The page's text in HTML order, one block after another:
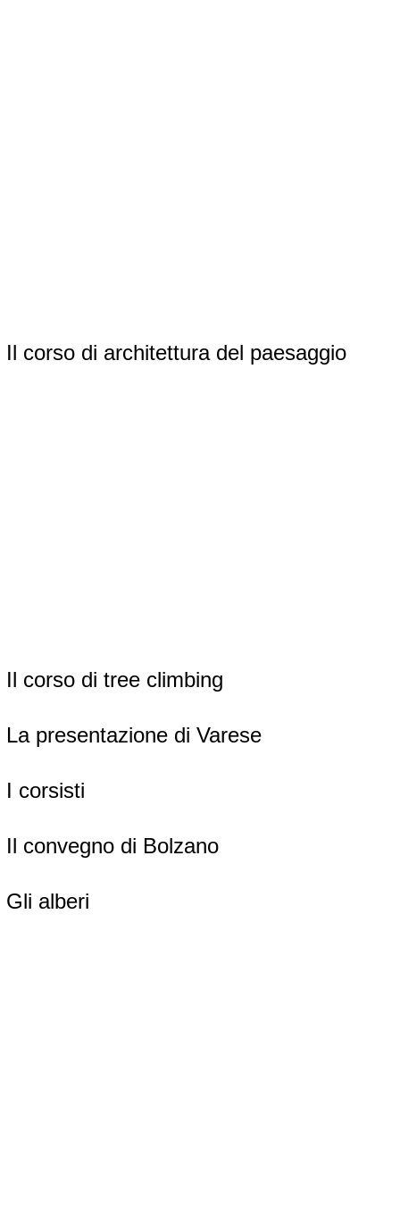
Il corso di architettura del paesaggio
Il corso di tree climbing
La presentazione di Varese
I corsisti
Il convegno di Bolzano
Gli alberi